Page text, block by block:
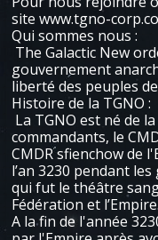
site www.tgno-
Qui sommes nous :
The Galactic New
gouvernement
liberté des peuples
​Histoire de la TGNO :
La TGNO est né de
commandants, le
CMDR sfienchow de
l’an 3230 pendant
qui fut le théâtre
Fédération et l’Empire.
A la fin de l'année